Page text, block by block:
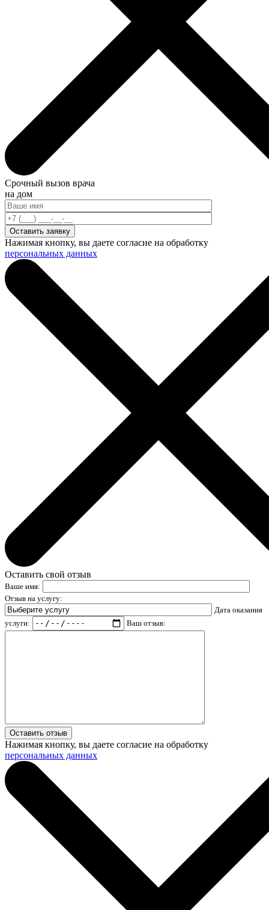
Срочный вызов врача
на дом
Нажимая кнопку, вы даете согласие на обработку
персональных данных
Оставить свой отзыв
Ваше имя:
Отзыв на услугу:
Дата оказания
услуги:
Ваш отзыв:
Нажимая кнопку, вы даете согласие на обработку
персональных данных